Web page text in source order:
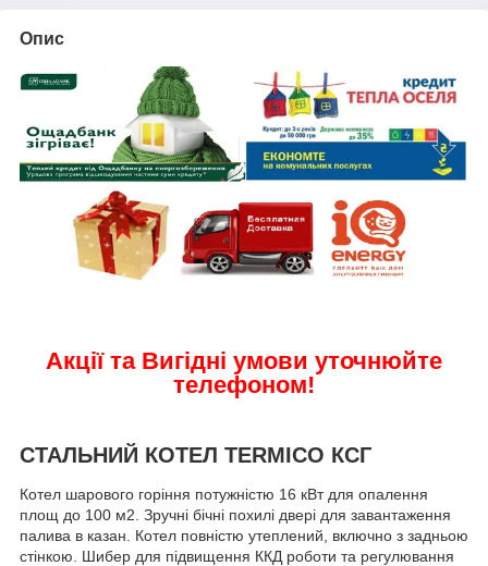
Опис
Акції та Вигідні умови уточнюйте
телефоном!
СТАЛЬНИЙ КОТЕЛ TERMICO КСГ
Котел шарового горіння потужністю 16 кВт для опалення
площ до 100 м2 . Зручні бічні похилі двері для завантаження
палива в казан. Котел повністю утеплений, включно з задньою
стінкою. Шибер для підвищення ККД роботи та регулювання